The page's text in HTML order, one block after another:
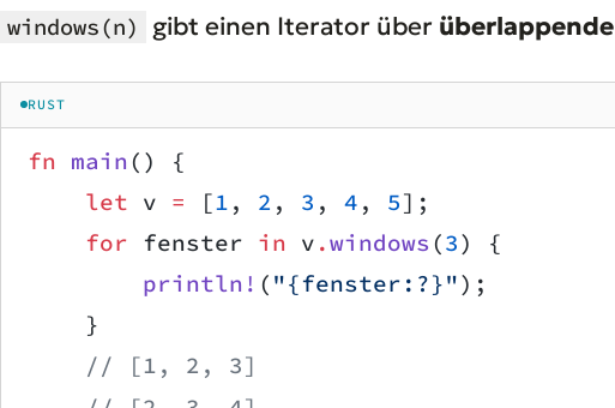
windows(n) gibt einen Iterator über überlappende
RUST
fn main () {
    let
v = [1 , 2 , 3 , 4 , 5];
    for
fenster in v .windows(3) {
        println!
( "{fenster:?}");
    }
    // [1, 2, 3]